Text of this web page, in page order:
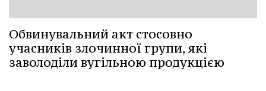
Обвинувальний акт стосовно
учасників злочинної групи, які
заволоділи вугільною продукцією